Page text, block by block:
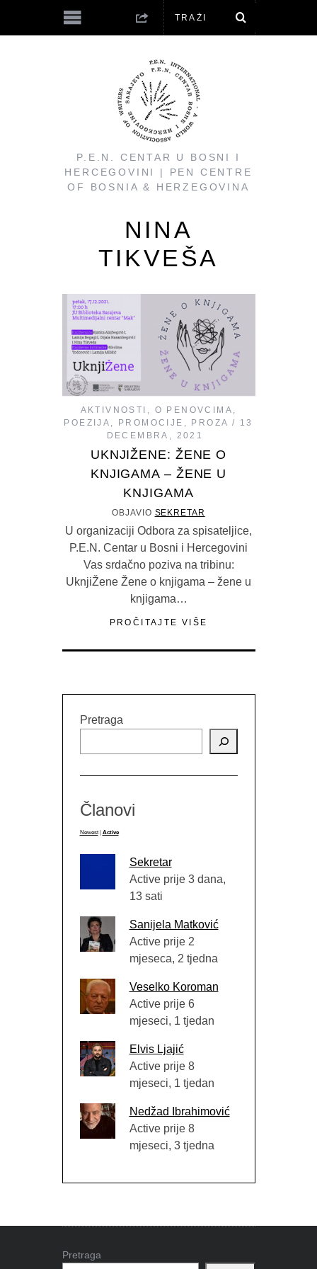
P.E.N. CENTAR U BOSNI I
HERCEGOVINI | PEN CENTRE
OF BOSNIA & HERZEGOVINA
NINA
TIKVEŠA
AKTIVNOSTI O PENOVCIMA
POEZIJA
PROMOCIJE PROZA
13
DECEMBRA, 2021
UKNJIŽENE: ŽENE O
KNJIGAMA – ŽENE U
KNJIGAMA
OBJAVIO SEKRETAR
U organizaciji Odbora za spisateljice,
P.E.N. Centar u Bosni i Hercegovini
Vas srdačno poziva na tribinu:
UknjiŽene Žene o knjigama – žene u
knjigama…
PROČITAJTE VIŠE
Pretraga
Članovi
Newest Active
Sekretar
Active prije 3 dana,
13 sati
Sanijela Matković
Active prije 2
mjeseca, 2 tjedna
Veselko Koroman
Active prije 6
mjeseci, 1 tjedan
Elvis Ljajić
Active prije 8
mjeseci, 1 tjedan
Nedžad Ibrahimović
Active prije 8
mjeseci, 3 tjedna
Pretraga